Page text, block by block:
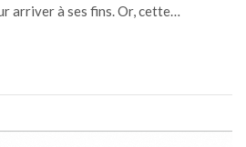
arriver à ses fins. Or, cette…